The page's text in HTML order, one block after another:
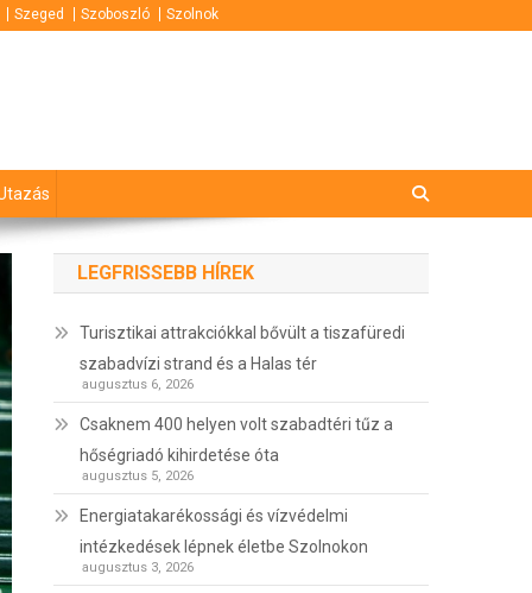
Szeged Szoboszló Szolnok
LEGFRISSEBB HÍREK
Turisztikai attrakciókkal bővült a tiszafüredi
szabadvízi strand és a Halas tér
augusztus 6, 2026
Csaknem 400 helyen volt szabadtéri tűz a
hőségriadó kihirdetése óta
augusztus 5, 2026
Energiatakarékossági és vízvédelmi
intézkedések lépnek életbe Szolnokon
augusztus 3, 2026